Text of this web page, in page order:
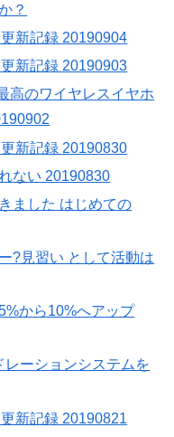
？
新記録 20190904
新記録 20190903
高のワイヤレスイヤホ
新記録 20190830
ない 20190830
ました はじめての
?見習い として活動は
から10%へアップ
ーションシステムを
新記録 20190821